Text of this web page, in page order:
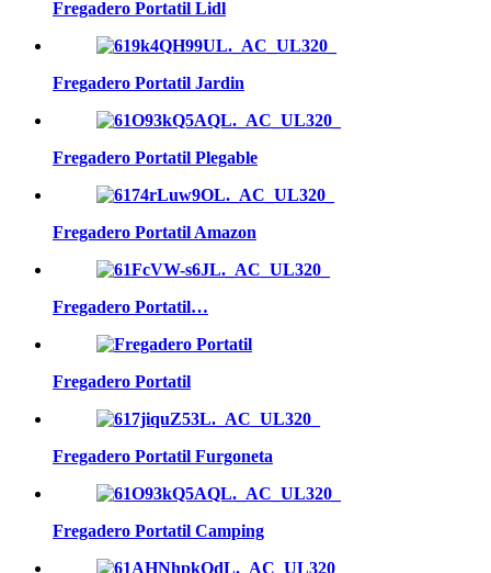
Fregadero Portatil Lidl
Fregadero Portatil Jardin
Fregadero Portatil Plegable
Fregadero Portatil Amazon
Fregadero Portatil…
Fregadero Portatil
Fregadero Portatil Furgoneta
Fregadero Portatil Camping